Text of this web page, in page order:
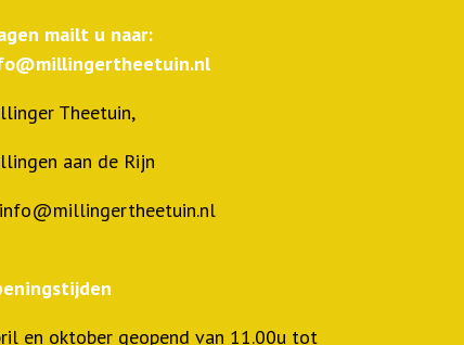
mailt u naar:
Theetuin,
aan de Rijn
en oktober geopend van 11.00u tot